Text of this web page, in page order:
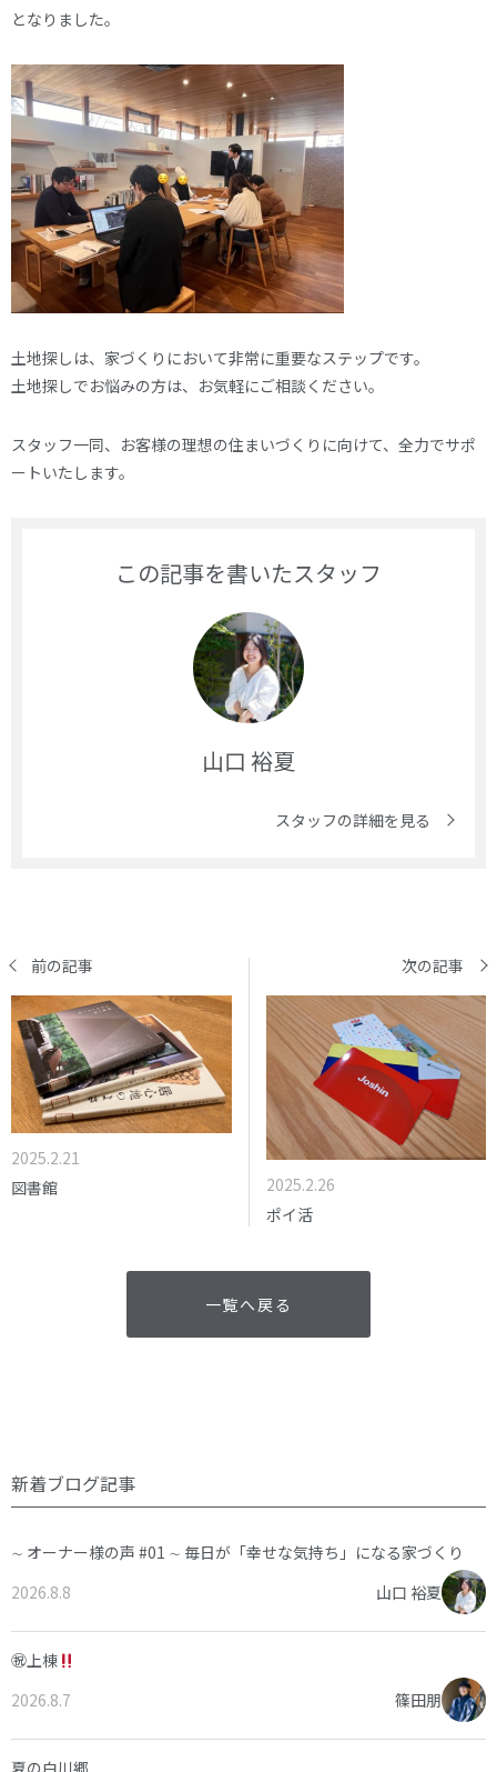
となりました。
土地探しは、家づくりにおいて非常に重要なステップです。
土地探しでお悩みの方は、お気軽にご相談ください。
スタッフ一同、お客様の理想の住まいづくりに向けて、全力でサポ
ートいたします。
この記事を書いたスタッフ
山口 裕夏
スタッフの詳細を見る
前の記事
2025.2.21
図書館
次の記事
2025.2.26
ポイ活
一覧へ戻る
新着ブログ記事
∼ オーナー様の声 #01 ∼ 毎日が「幸せな気持ち」になる家づくり
2026.8.8
山口 裕夏
㊗上棟
2026.8.7
篠田朋